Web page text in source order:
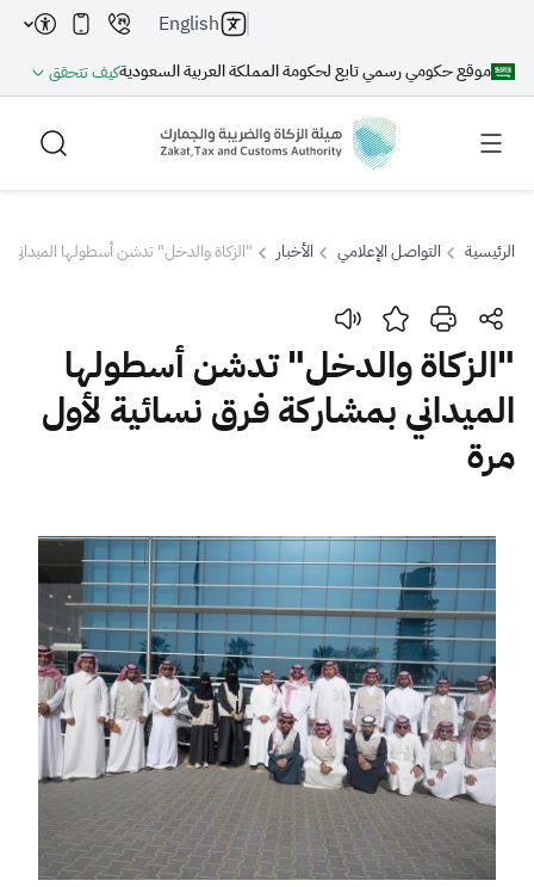
موقع حكومي رسمي تابع لحكومة المملكة العربية السعوديةكيف تتحقق
English
بحث
بحث بحث AI
اقتراحات
الزكاة الجمارك
ضريبة القيمة المضافة
الإقرار الضريبي
التصرفات العقارية
الرئيسية التواصل الإعلامي الأخبار "الزكاة والدخل" تدشن أسطولها الميداني
"الزكاة والدخل" تدشن أسطولها
الميداني بمشاركة فرق نسائية لأول
مرة